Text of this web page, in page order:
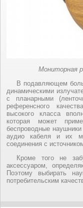
Мониторная
В подавляющем
динамическими
с планарными
референсного
высокого класса
которая может
беспроводные
аудио кабеля и их
соединения с
Кроме того не
аксессуаром,
Поэтому выбирать
потребительским